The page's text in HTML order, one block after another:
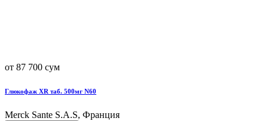
от 87 700 сум
Глюкофаж XR таб. 500мг N60
Merck Sante S.A.S, Франция